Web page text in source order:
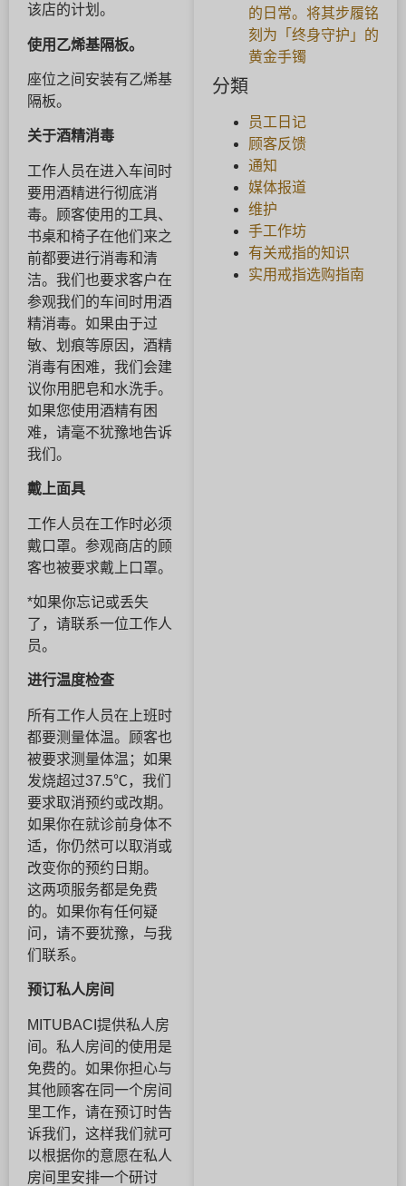
该店的计划。
使用乙烯基隔板。
座位之间安装有乙烯基
隔板。
关于酒精消毒
工作人员在进入车间时
要用酒精进行彻底消
毒。顾客使用的工具、
书桌和椅子在他们来之
前都要进行消毒和清
洁。我们也要求客户在
参观我们的车间时用酒
精消毒。如果由于过
敏、划痕等原因，酒精
消毒有困难，我们会建
议你用肥皂和水洗手。
如果您使用酒精有困
难，请毫不犹豫地告诉
我们。
戴上面具
工作人员在工作时必须
戴口罩。参观商店的顾
客也被要求戴上口罩。
*如果你忘记或丢失
了，请联系一位工作人
员。
进行温度检查
所有工作人员在上班时
都要测量体温。顾客也
被要求测量体温；如果
发烧超过37.5℃，我们
要求取消预约或改期。
如果你在就诊前身体不
适，你仍然可以取消或
改变你的预约日期。
这两项服务都是免费
的。如果你有任何疑
问，请不要犹豫，与我
们联系。
预订私人房间
MITUBACI提供私人房
间。私人房间的使用是
免费的。如果你担心与
其他顾客在同一个房间
里工作，请在预订时告
诉我们，这样我们就可
以根据你的意愿在私人
房间里安排一个研讨
的日常。将其步履铭
刻为「终身守护」的
黄金手镯
分類
员工日记
顾客反馈
通知
媒体报道
维护
手工作坊
有关戒指的知识
实用戒指选购指南